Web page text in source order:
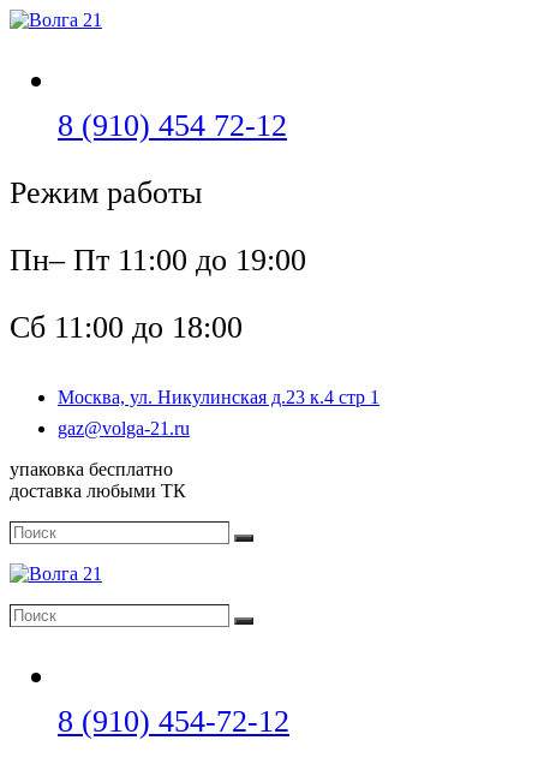
Перейти
8 (910) 454 72-12
Режим работы
Пн– Пт 11:00 до 19:00
Сб 11:00 до 18:00
Москва, ул. Никулинская д.23 к.4 стр 1
gaz@volga-21.ru
упаковка бесплатно
доставка любыми ТК
Поиск
Поиск
Поиск
Поиск
8 (910) 454-72-12